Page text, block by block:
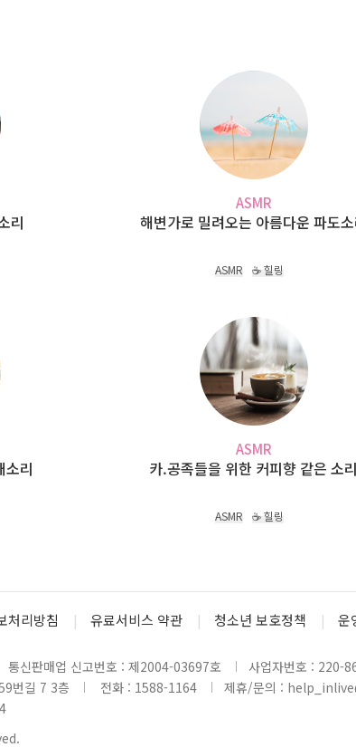
리
ASMR
해변가로 밀려오는 아름다운 파도
ASMR ☕ 힐링
소리
ASMR
카.공족들을 위한 커피향 같은 소리
ASMR ☕ 힐링
처리방침 유료서비스 약관 청소년 보호정책 운
통신판매업 신고번호 : 제2004-03697호
사업자번호 : 220-
번길 7 3층
전화 : 1588-1164 제휴/문의 :